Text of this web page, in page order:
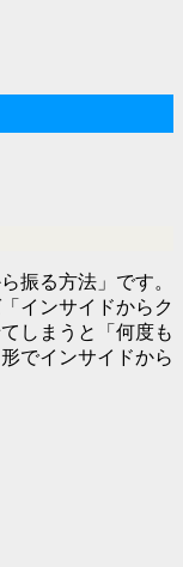
振る方法」です。
インサイドからク
しまうと「何度も
でインサイドから